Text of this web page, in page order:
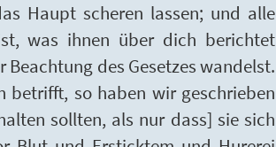
Haupt scheren lassen; und alle
was ihnen über dich berichtet
des Gesetzes wandelst.
betrifft, so haben wir geschrieben
sollten, als nur dass] sie sich